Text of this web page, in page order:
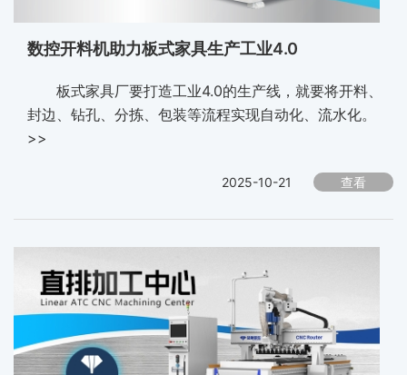
数控开料机助力板式家具生产工业4.0
板式家具厂要打造工业4.0的生产线，就要将开料、
封边、钻孔、分拣、包装等流程实现自动化、流水化。
>>
2025-10-21 查看